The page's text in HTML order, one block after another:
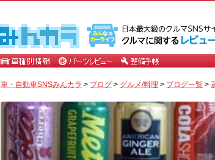
車・自動車SNSみんカラ > ブログ > グルメ/料理 > ブログ一覧 >